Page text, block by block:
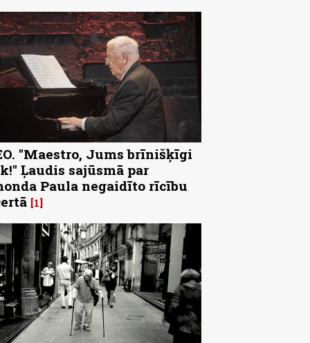
"Maestro, Jums brīnišķīgi
Ļaudis sajūsmā par
Paula negaidīto rīcību
1